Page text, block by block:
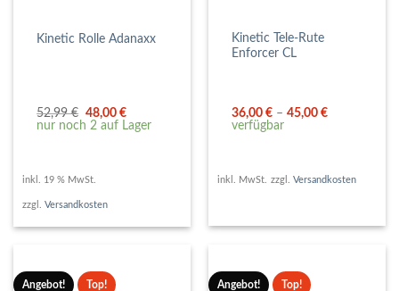
Kinetic Rolle Adanaxx
52,99€ Ursprünglicher
Preis
48,00€Aktueller
Preis
ist:
nur noch 2 auf Lager
inkl. 19 % MwSt.
zzgl. Versandkosten
Kinetic Tele-Rute
Enforcer CL
36,00€ –45,00€
verfügbar
inkl. MwSt. zzgl. Versandkosten
Angebot! Top! Angebot! Top!